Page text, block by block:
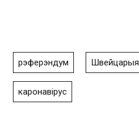
рэферэндум Швейцарыя
каронавірус